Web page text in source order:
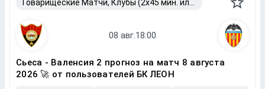
Сьеса - Валенсия 2 прогноз на матч 8 августа
2026 🚀 от пользователей БК ЛЕОН